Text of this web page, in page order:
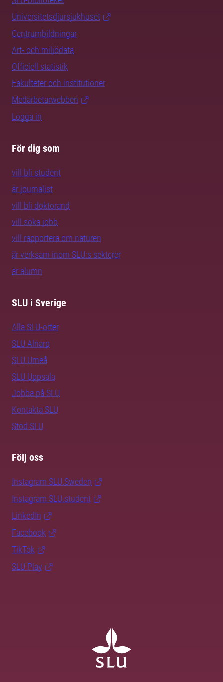
Universitetsdjursjukhuset
Centrumbildningar
Art- och miljödata
Officiell statistik
Fakulteter och institutioner
Medarbetarwebben
Logga in
För dig som
vill bli student
är journalist
vill bli doktorand
vill söka jobb
vill rapportera om naturen
är verksam inom SLU:s sektorer
är alumn
SLU i Sverige
Alla SLU-orter
SLU Alnarp
SLU Umeå
SLU Uppsala
Jobba på SLU
Kontakta SLU
Stöd SLU
Följ oss
Instagram SLU.Sweden
Instagram SLU.student
LinkedIn
Facebook
TikTok
SLU Play